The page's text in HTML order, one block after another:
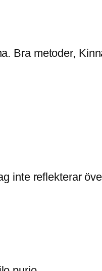
Bra metoder,
inte reflekterar